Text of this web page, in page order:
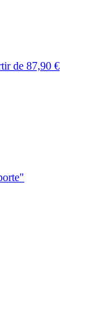
de 87,90 €